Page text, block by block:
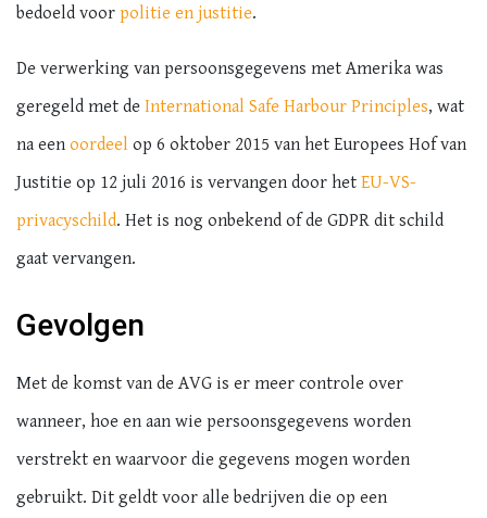
bedoeld voor politie en justitie.
De verwerking van persoonsgegevens met Amerika was
geregeld met de International Safe Harbour Principles, wat
na een oordeel op 6 oktober 2015 van het Europees Hof van
Justitie op 12 juli 2016 is vervangen door het EU-VS-
privacyschild. Het is nog onbekend of de GDPR dit schild
gaat vervangen.
Gevolgen
Met de komst van de AVG is er meer controle over
wanneer, hoe en aan wie persoonsgegevens worden
verstrekt en waarvoor die gegevens mogen worden
gebruikt. Dit geldt voor alle bedrijven die op een